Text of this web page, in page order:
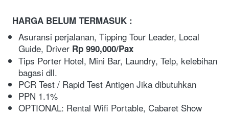
HARGA BELUM TERMASUK :
Asuransi perjalanan, Tipping Tour Leader, Local
Guide, Driver Rp 990,000/Pax
Tips Porter Hotel, Mini Bar, Laundry, Telp, kelebihan
bagasi dll.
PCR Test / Rapid Test Antigen Jika dibutuhkan
PPN 1.1%
OPTIONAL: Rental Wifi Portable, Cabaret Show